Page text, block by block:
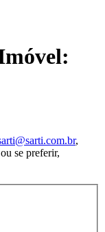
,
se preferir,